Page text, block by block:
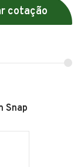
cotação
Snap